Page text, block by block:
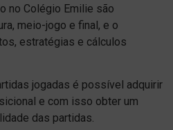
no Colégio Emilie são
meio-jogo e final, e o
estratégias e cálculos
jogadas é possível adquirir
e com isso obter um
das partidas.